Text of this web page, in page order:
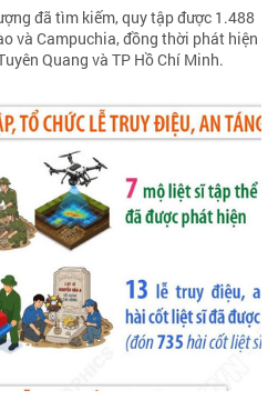
đã tìm kiếm, quy tập được 1.488
và Campuchia, đồng thời phát hiện
Quang và TP Hồ Chí Minh.